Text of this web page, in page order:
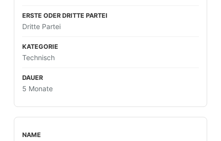
Dritte Partei
Technisch
5 Monate